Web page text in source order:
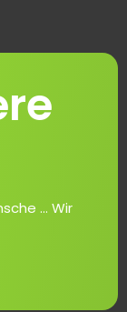
... Wir